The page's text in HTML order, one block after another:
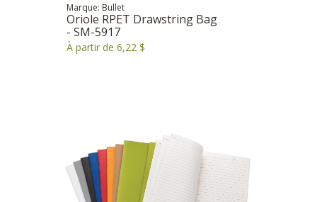
Marque: Bullet
Oriole RPET Drawstring Bag
- SM-5917
À partir de 6,22 $